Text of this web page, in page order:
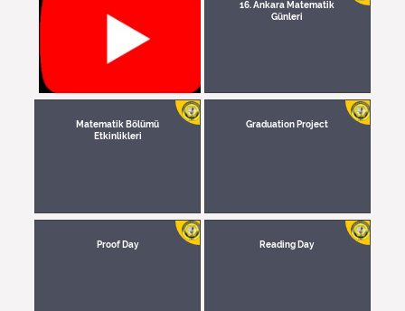
16. Ankara Matematik
Günleri
Matematik Bölümü
Etkinlikleri
Graduation Project
Proof Day Reading Day